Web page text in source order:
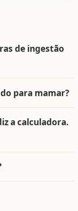
de ingestão
para mamar?
a calculadora.